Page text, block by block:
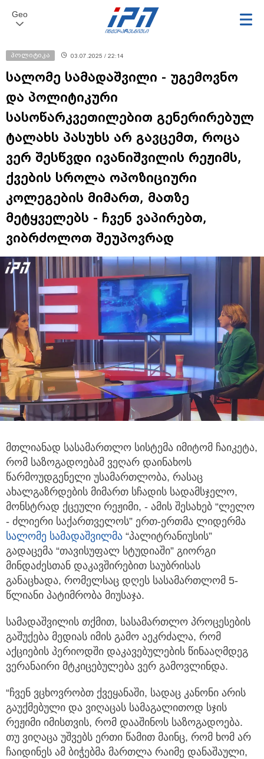
Geo
პოლიტიკა 03.07.2025 / 22:14
სალომე სამადაშვილი - უგემოვნო
და პოლიტიკური
სასოწარკვეთილებით გენერირებულ
ტალახს პასუხს არ გავცემთ, როცა
ვერ შესწვდი ივანიშვილის რეჟიმს,
ქვების სროლა ოპოზიციური
კოლეგების მიმართ, მათზე
მეტყველებს - ჩვენ ვაპირებთ,
ვიბრძოლოთ შეუპოვრად
მთლიანად სასამართლო სისტემა იმიტომ ჩაიკეტა,
რომ საზოგადოებამ ვეღარ დაინახოს
წარმოუდგენელი უსამართლობა, რასაც
ახალგაზრდების მიმართ სჩადის სადამსჯელო,
მონსტრად ქცეული რეჟიმი, - ამის შესახებ “ლელო
- ძლიერი საქართველოს” ერთ-ერთმა ლიდერმა
სალომე სამადაშვილმა “პალიტრანიუსის”
გადაცემა “თავისუფალ სტუდიაში” გიორგი
მინდაძესთან დაკავშირებით საუბრისას
განაცხადა, რომელსაც დღეს სასამართლომ 5-
წლიანი პატიმრობა მიუსაჯა.
სამადაშვილის თქმით, სასამართლო პროცესების
გაშუქება მედიას იმის გამო აეკრძალა, რომ
აქციების პერიოდში დაკავებულების წინააღმდეგ
ვერანაირი მტკიცებულება ვერ გამოვლინდა.
“ჩვენ ვცხოვრობთ ქვეყანაში, სადაც კანონი არის
გაუქმებული და ვიღაცას სამაგალითოდ სჯის
რეჟიმი იმისთვის, რომ დააშინოს საზოგადოება.
თუ ვიღაცა უშვებს ერთი წამით მაინც, რომ ხომ არ
ჩაიდინეს ამ ბიჭებმა მართლა რაიმე დანაშაული,